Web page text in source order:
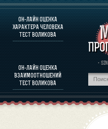
ОН-ЛАЙН ОЦЕНКА
ХАРАКТЕРА ЧЕЛОВЕКА
ТЕСТ ВОЛИКОВА
ОН-ЛАЙН ОЦЕНКА
ВЗАИМООТНОШЕНИЙ
ТЕСТ ВОЛИКОВА
·
О
ОЦЕНКА
ОЦЕНКА ХАРАКТЕРА
О